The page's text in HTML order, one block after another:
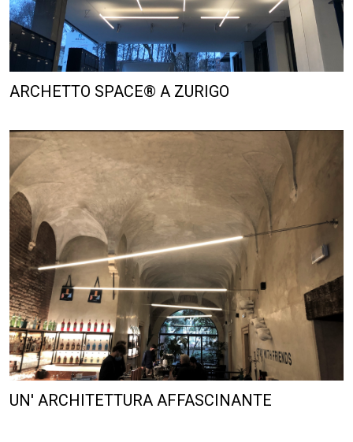
ARCHETTO SPACE® A ZURIGO
UN' ARCHITETTURA AFFASCINANTE